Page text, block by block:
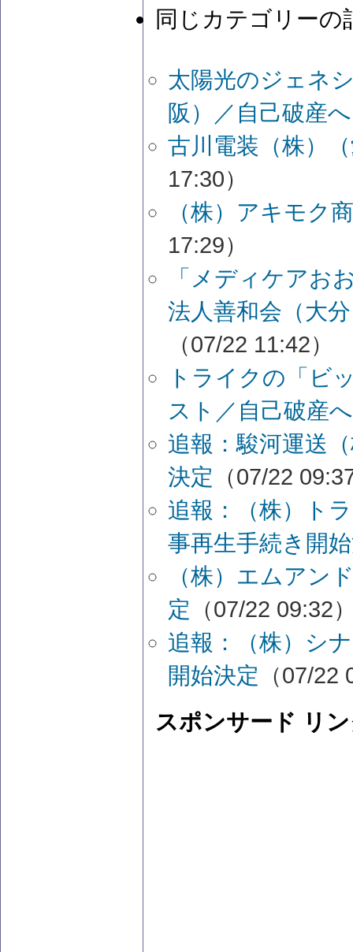
同じカテゴリーの
太陽光のジェネ
阪）／自己破産へ
古川電装（株）
17:30）
（株）アキモク
17:29）
「メディケアお
法人善和会（大
（07/22 11:42）
トライクの「ビ
スト／自己破産へ
追報：駿河運送
決定 （07/22
追報：（株）ト
事再生手続き開
（株）エムアン
定 （07/22 09:32
追報：（株）シ
開始決定 （07/22
スポンサード リ